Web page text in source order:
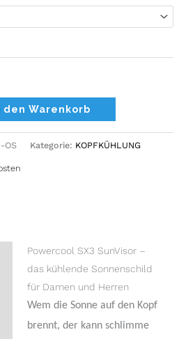
den Warenkorb
OS Kategorie: KOPFKÜHLUNG
Powercool SX3 SunVisor –
das kühlende Sonnenschild
für Damen und Herren
Wem die Sonne auf den Kopf
brennt, der kann schlimme